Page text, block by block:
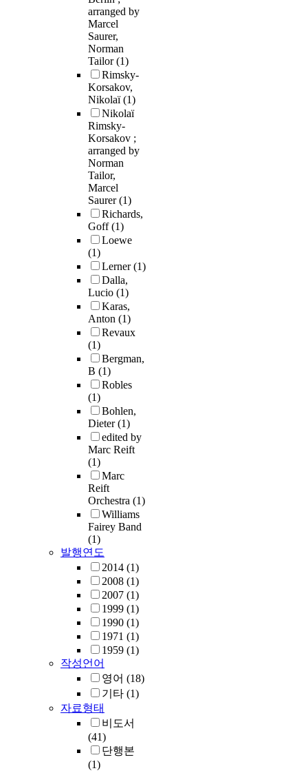
arranged by
Marcel
Saurer,
Norman
Tailor(1)
Rimsky-
Korsakov,
Nikolaï(1)
Nikolaï
Rimsky-
Korsakov ;
arranged by
Norman
Tailor,
Marcel
Saurer(1)
Richards,
Goff(1)
Loewe
(1)
Lerner(1)
Dalla,
Lucio (1)
Karas,
Anton (1)
Revaux
(1)
Bergman,
B (1)
Robles
(1)
Bohlen,
Dieter(1)
edited by
Marc Reift
(1)
Marc
Reift
Orchestra (1)
Williams
Fairey Band
(1)
발행연도
2014 (1)
2008 (1)
2007 (1)
1999 (1)
1990 (1)
1971 (1)
1959 (1)
작성언어
영어 (18)
기타 (1)
자료형태
비도서
(41)
단행본
(1)